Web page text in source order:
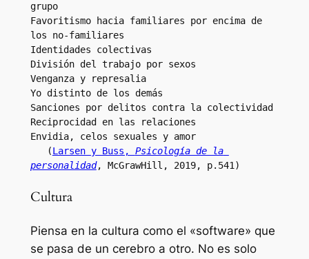
grupo
Favoritismo hacia familiares por encima de
los no-familiares
Identidades colectivas
División del trabajo por sexos
Venganza y represalia
Yo distinto de los demás
Sanciones por delitos contra la colectividad
Reciprocidad en las relaciones
Envidia, celos sexuales y amor
   (
Larsen y Buss, Psicología de la
personalidad, McGrawHill, 2019, p.541)
Cultura
Piensa en la cultura como el «software» que
se pasa de un cerebro a otro. No es solo